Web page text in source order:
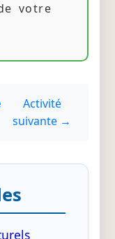
votre
Activité
suivante →